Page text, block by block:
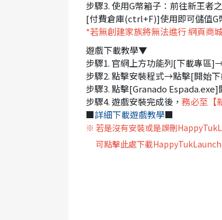
步驟3. 使用G幣箱子：前往新王者
[付費倉庫(ctrl+F)]使用即可儲值G
*若無創建家族將無法進行 網頁商
遊戲下載教學▼
步驟1. 官網上方功能列[下載專
步驟2. 點擊安裝程式→點擊[開始
步驟3. 點擊[Granado Espada.exe]
步驟4. 遊戲安裝完成後， 務必至【
■詳細下載遊戲教學■
※ 若是沒有安裝或是誤刪
可點擊此處下載